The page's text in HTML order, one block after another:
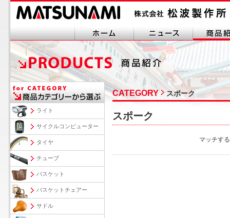
ライト
サイクルコンピューター
タイヤ
チューブ
バスケット
バスケットチェアー
サドル
CATEGORY スポーク
スポーク
マッチす